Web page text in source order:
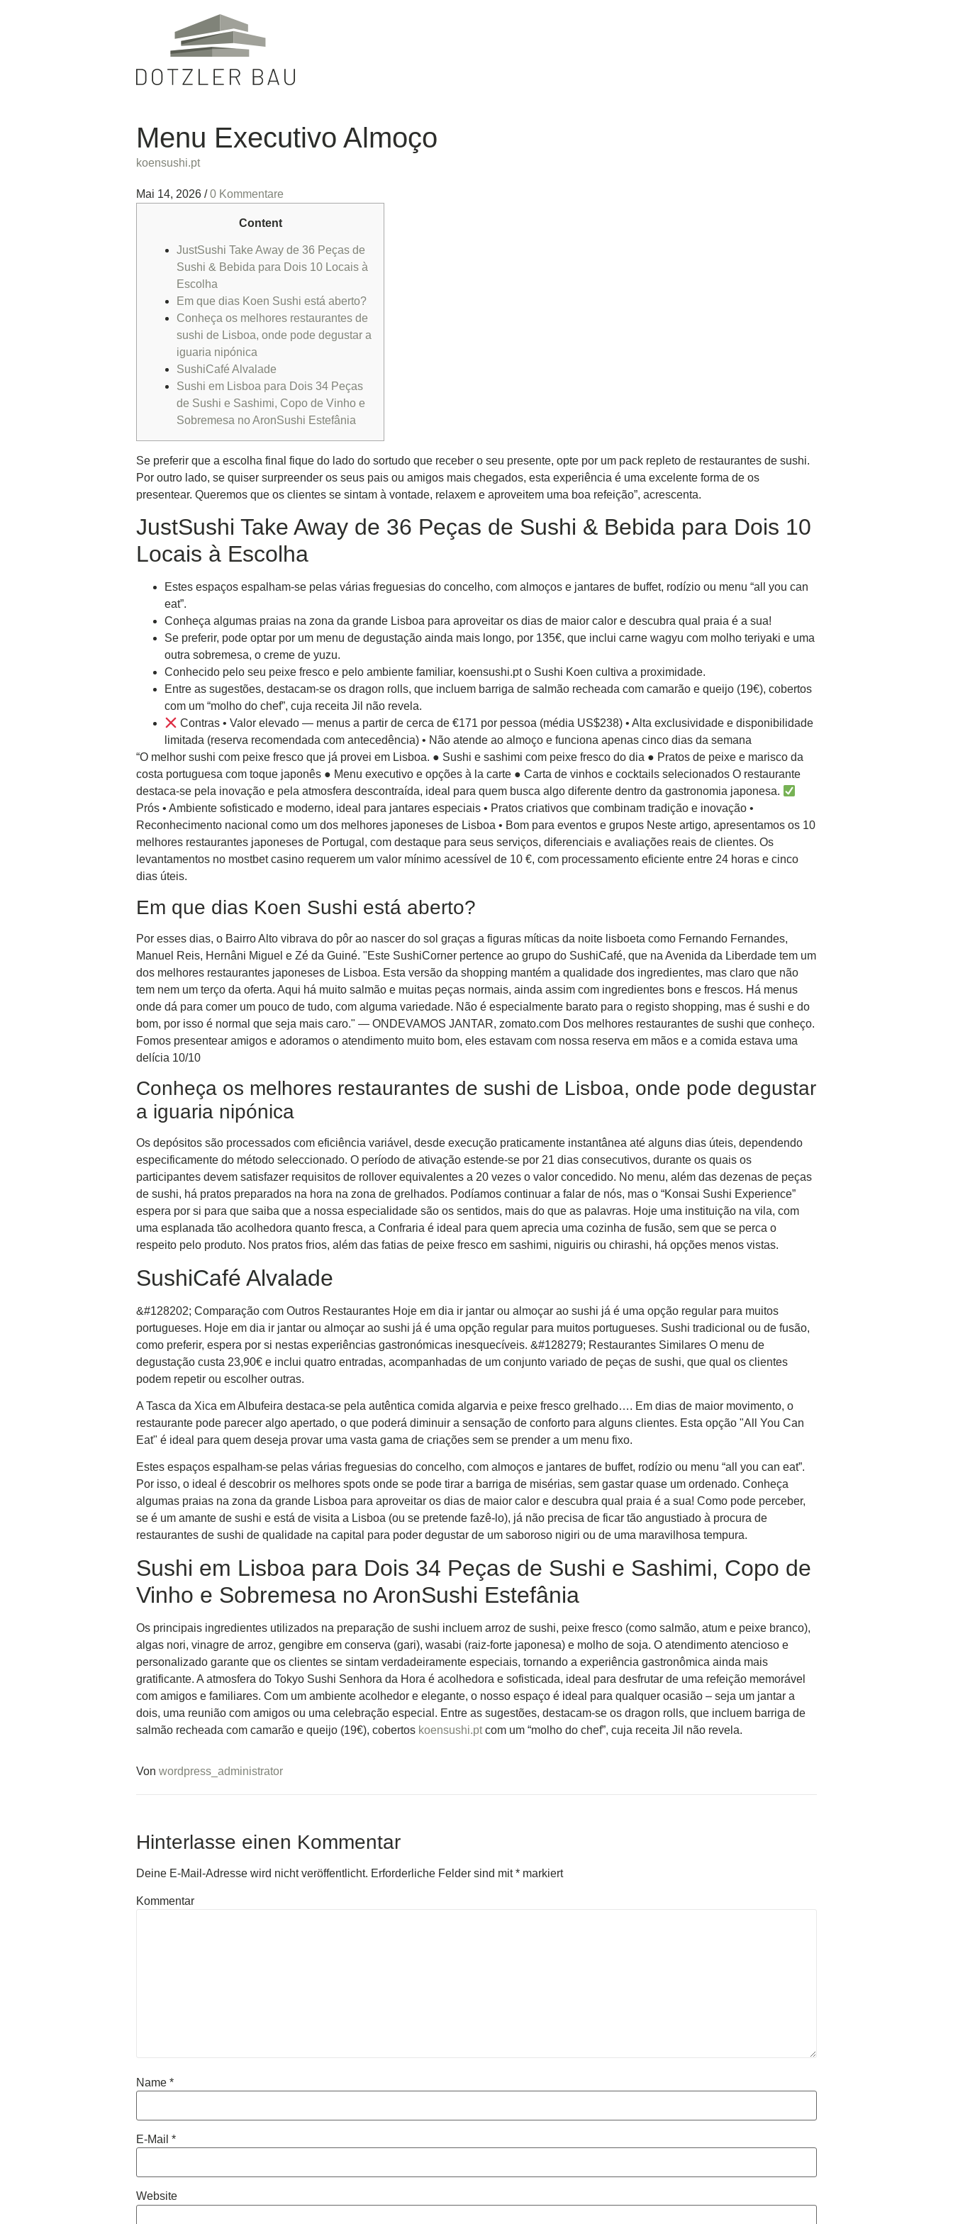
Menu Executivo Almoço
koensushi.pt
Mai 14, 2026 / 0 Kommentare
Content
JustSushi Take Away de 36 Peças de
Sushi & Bebida para Dois 10 Locais à
Escolha
Em que dias Koen Sushi está aberto?
Conheça os melhores restaurantes de
sushi de Lisboa, onde pode degustar a
iguaria nipónica
SushiCafé Alvalade
Sushi em Lisboa para Dois 34 Peças
de Sushi e Sashimi, Copo de Vinho e
Sobremesa no AronSushi Estefânia
Se preferir que a escolha final fique do lado do sortudo que receber o seu presente, opte por um pack repleto de restaurantes de sushi.
Por outro lado, se quiser surpreender os seus pais ou amigos mais chegados, esta experiência é uma excelente forma de os
presentear. Queremos que os clientes se sintam à vontade, relaxem e aproveitem uma boa refeição”, acrescenta.
JustSushi Take Away de 36 Peças de Sushi & Bebida para Dois 10
Locais à Escolha
Estes espaços espalham-se pelas várias freguesias do concelho, com almoços e jantares de buffet, rodízio ou menu “all you can
eat”.
Conheça algumas praias na zona da grande Lisboa para aproveitar os dias de maior calor e descubra qual praia é a sua!
Se preferir, pode optar por um menu de degustação ainda mais longo, por 135€, que inclui carne wagyu com molho teriyaki e uma
outra sobremesa, o creme de yuzu.
Conhecido pelo seu peixe fresco e pelo ambiente familiar, koensushi.pt o Sushi Koen cultiva a proximidade.
Entre as sugestões, destacam-se os dragon rolls, que incluem barriga de salmão recheada com camarão e queijo (19€), cobertos
com um “molho do chef”, cuja receita Jil não revela.
Contras • Valor elevado — menus a partir de cerca de €171 por pessoa (média US$238) • Alta exclusividade e disponibilidade
limitada (reserva recomendada com antecedência) • Não atende ao almoço e funciona apenas cinco dias da semana
“O melhor sushi com peixe fresco que já provei em Lisboa. ● Sushi e sashimi com peixe fresco do dia ● Pratos de peixe e marisco da
costa portuguesa com toque japonês ● Menu executivo e opções à la carte ● Carta de vinhos e cocktails selecionados O restaurante
destaca-se pela inovação e pela atmosfera descontraída, ideal para quem busca algo diferente dentro da gastronomia japonesa.
Prós • Ambiente sofisticado e moderno, ideal para jantares especiais • Pratos criativos que combinam tradição e inovação •
Reconhecimento nacional como um dos melhores japoneses de Lisboa • Bom para eventos e grupos Neste artigo, apresentamos os 10
melhores restaurantes japoneses de Portugal, com destaque para seus serviços, diferenciais e avaliações reais de clientes. Os
levantamentos no mostbet casino requerem um valor mínimo acessível de 10 €, com processamento eficiente entre 24 horas e cinco
dias úteis.
Em que dias Koen Sushi está aberto?
Por esses dias, o Bairro Alto vibrava do pôr ao nascer do sol graças a figuras míticas da noite lisboeta como Fernando Fernandes,
Manuel Reis, Hernâni Miguel e Zé da Guiné. "Este SushiCorner pertence ao grupo do SushiCafé, que na Avenida da Liberdade tem um
dos melhores restaurantes japoneses de Lisboa. Esta versão da shopping mantém a qualidade dos ingredientes, mas claro que não
tem nem um terço da oferta. Aqui há muito salmão e muitas peças normais, ainda assim com ingredientes bons e frescos. Há menus
onde dá para comer um pouco de tudo, com alguma variedade. Não é especialmente barato para o registo shopping, mas é sushi e do
bom, por isso é normal que seja mais caro." — ONDEVAMOS JANTAR, zomato.com Dos melhores restaurantes de sushi que conheço.
Fomos presentear amigos e adoramos o atendimento muito bom, eles estavam com nossa reserva em mãos e a comida estava uma
delícia 10/10
Conheça os melhores restaurantes de sushi de Lisboa, onde pode degustar
a iguaria nipónica
Os depósitos são processados com eficiência variável, desde execução praticamente instantânea até alguns dias úteis, dependendo
especificamente do método seleccionado. O período de ativação estende-se por 21 dias consecutivos, durante os quais os
participantes devem satisfazer requisitos de rollover equivalentes a 20 vezes o valor concedido. No menu, além das dezenas de peças
de sushi, há pratos preparados na hora na zona de grelhados. Podíamos continuar a falar de nós, mas o “Konsai Sushi Experience”
espera por si para que saiba que a nossa especialidade são os sentidos, mais do que as palavras. Hoje uma instituição na vila, com
uma esplanada tão acolhedora quanto fresca, a Confraria é ideal para quem aprecia uma cozinha de fusão, sem que se perca o
respeito pelo produto. Nos pratos frios, além das fatias de peixe fresco em sashimi, niguiris ou chirashi, há opções menos vistas.
SushiCafé Alvalade
&#128202; Comparação com Outros Restaurantes Hoje em dia ir jantar ou almoçar ao sushi já é uma opção regular para muitos
portugueses. Hoje em dia ir jantar ou almoçar ao sushi já é uma opção regular para muitos portugueses. Sushi tradicional ou de fusão,
como preferir, espera por si nestas experiências gastronómicas inesquecíveis. &#128279; Restaurantes Similares O menu de
degustação custa 23,90€ e inclui quatro entradas, acompanhadas de um conjunto variado de peças de sushi, que qual os clientes
podem repetir ou escolher outras.
A Tasca da Xica em Albufeira destaca-se pela autêntica comida algarvia e peixe fresco grelhado…. Em dias de maior movimento, o
restaurante pode parecer algo apertado, o que poderá diminuir a sensação de conforto para alguns clientes. Esta opção "All You Can
Eat" é ideal para quem deseja provar uma vasta gama de criações sem se prender a um menu fixo.
Estes espaços espalham-se pelas várias freguesias do concelho, com almoços e jantares de buffet, rodízio ou menu “all you can eat”.
Por isso, o ideal é descobrir os melhores spots onde se pode tirar a barriga de misérias, sem gastar quase um ordenado. Conheça
algumas praias na zona da grande Lisboa para aproveitar os dias de maior calor e descubra qual praia é a sua! Como pode perceber,
se é um amante de sushi e está de visita a Lisboa (ou se pretende fazê-lo), já não precisa de ficar tão angustiado à procura de
restaurantes de sushi de qualidade na capital para poder degustar de um saboroso nigiri ou de uma maravilhosa tempura.
Sushi em Lisboa para Dois 34 Peças de Sushi e Sashimi, Copo de
Vinho e Sobremesa no AronSushi Estefânia
Os principais ingredientes utilizados na preparação de sushi incluem arroz de sushi, peixe fresco (como salmão, atum e peixe branco),
algas nori, vinagre de arroz, gengibre em conserva (gari), wasabi (raiz-forte japonesa) e molho de soja. O atendimento atencioso e
personalizado garante que os clientes se sintam verdadeiramente especiais, tornando a experiência gastronômica ainda mais
gratificante. A atmosfera do Tokyo Sushi Senhora da Hora é acolhedora e sofisticada, ideal para desfrutar de uma refeição memorável
com amigos e familiares. Com um ambiente acolhedor e elegante, o nosso espaço é ideal para qualquer ocasião – seja um jantar a
dois, uma reunião com amigos ou uma celebração especial. Entre as sugestões, destacam-se os dragon rolls, que incluem barriga de
salmão recheada com camarão e queijo (19€), cobertos koensushi.ptcom um “molho do chef”, cuja receita Jil não revela.
Von wordpress_administrator
Hinterlasse einen Kommentar
Deine E-Mail-Adresse wird nicht veröffentlicht. Erforderliche Felder sind mit* markiert
Kommentar
Name *
E-Mail *
Website